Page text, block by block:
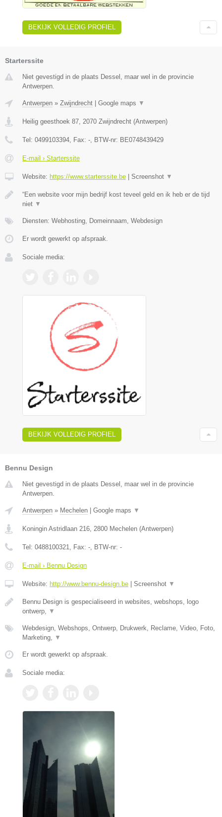
BEKIJK VOLLEDIG PROFIEL
Starterssite
Niet gevestigd in de plaats Dessel, maar wel in de provincie
Antwerpen.
Antwerpen » Zwijndrecht | Google maps ▼
Heilig geesthoek 87 2070 Zwijndrecht (Antwerpen)
Tel: 0499103394 , Fax: - , BTW-nr: BE0748439429
E-mail › Starterssite
Website: https://www.starterssite.be | Screenshot ▼
“Een website voor mijn bedrijf kost teveel geld en ik heb er de tijd
niet ▼
Diensten: Webhosting, Domeinnaam, Webdesign
Er wordt gewerkt op afspraak.
Sociale media:
BEKIJK VOLLEDIG PROFIEL
Bennu Design
Niet gevestigd in de plaats Dessel, maar wel in de provincie
Antwerpen.
Antwerpen » Mechelen Google maps ▼
Koningin Astridlaan 216 2800 Mechelen (Antwerpen)
Tel: 0488100321 , Fax: - , BTW-nr: -
E-mail › Bennu Design
Website: http://www.bennu-design.be Screenshot ▼
Bennu Design is gespecialiseerd in websites, webshops, logo
ontwerp,
▼
Webdesign, Webshops, Ontwerp, Drukwerk, Reclame, Video, Foto,
Marketing,
▼
Er wordt gewerkt op afspraak.
Sociale media: